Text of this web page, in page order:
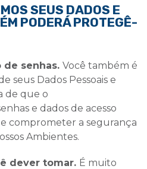
SEUS DADOS E
PODERÁ PROTEGÊ-
de senhas. Você também é
seus Dados Pessoais e
de que o
e dados de acesso
comprometer a segurança
Ambientes.
dever tomar. É muito